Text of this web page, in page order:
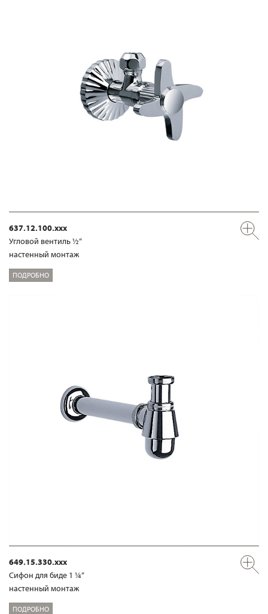
637.12.100.xxx
Угловой вентиль ½“
настенный монтаж
ПОДРОБНО
649.15.330.xxx
Сифон для биде 1 ¼“
настенный монтаж
ПОДРОБНО